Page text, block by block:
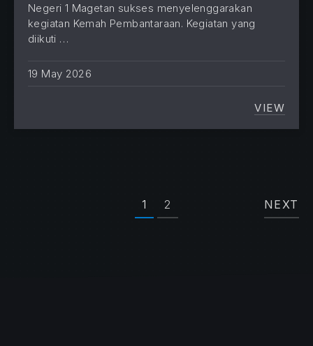
Negeri 1 Magetan sukses menyelenggarakan
kegiatan Kemah Pembantaraan. Kegiatan yang
diikuti …
19 May 2026
VIEW
1 2 NEXT